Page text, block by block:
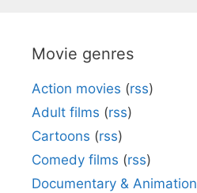
Movie genres
Action movies (rss)
Adult films (rss)
Cartoons (rss)
Comedy films (rss)
Documentary & Animation